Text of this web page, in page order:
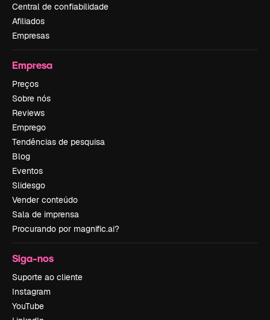
Central de confiabilidade
Afiliados
Empresas
Empresa
Preços
Sobre nós
Reviews
Emprego
Tendências de pesquisa
Blog
Eventos
Slidesgo
Vender conteúdo
Sala de imprensa
Procurando por magnific.ai?
Siga-nos
Suporte ao cliente
Instagram
YouTube